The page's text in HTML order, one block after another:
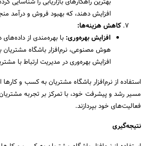
بهترین راهکارهای بازاریابی را شناسایی
افزایش دهند، که بهبود فروش و درآمد
کاهش هزینه‌ها:
افزایش بهره‌وری: با بهره‌مندی از
هوش مصنوعی، نرم‌افزار باشگاه
افزایش بهره‌وری در مدیریت ارتباط با
استفاده از نرم‌افزار باشگاه مشتریان به کسب و کارها
مسیر رشد و پیشرفت خود، با تمرکز بر تجربه
فعالیت‌های خود بپردازند.
نتیجه‌گیری